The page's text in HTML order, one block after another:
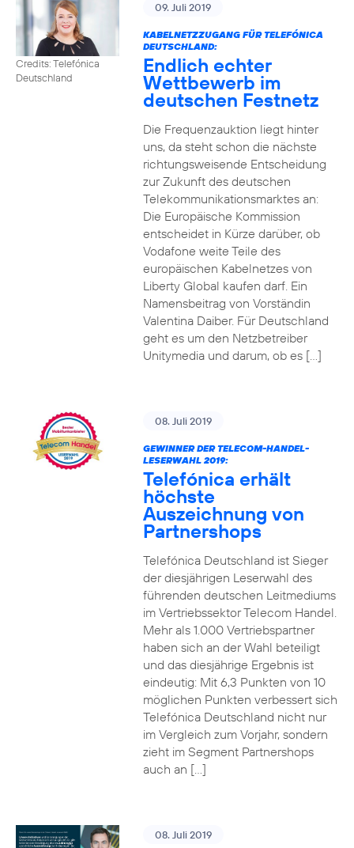
Credits: Telefónica
Deutschland
09. Juli 2019
KABELNETZZUGANG FÜR TELEFÓNICA
DEUTSCHLAND:
Endlich echter
Wettbewerb im
deutschen Festnetz
Die Frequenzauktion liegt hinter
uns, da steht schon die nächste
richtungsweisende Entscheidung
zur Zukunft des deutschen
Telekommunikationsmarktes an:
Die Europäische Kommission
entscheidet in Kürze darüber, ob
Vodafone weite Teile des
europäischen Kabelnetzes von
Liberty Global kaufen darf. Ein
Namensbeitrag von Vorständin
Valentina Daiber. Für Deutschland
geht es um den Netzbetreiber
Unitymedia und darum, ob es […]
08. Juli 2019
GEWINNER DER TELECOM-HANDEL-
LESERWAHL 2019:
Telefónica erhält
höchste
Auszeichnung von
Partnershops
Telefónica Deutschland ist Sieger
der diesjährigen Leserwahl des
führenden deutschen Leitmediums
im Vertriebssektor Telecom Handel.
Mehr als 1.000 Vertriebspartner
haben sich an der Wahl beteiligt
und das diesjährige Ergebnis ist
eindeutig: Mit 6,3 Punkten von 10
möglichen Punkten verbessert sich
Telefónica Deutschland nicht nur
im Vergleich zum Vorjahr, sondern
zieht im Segment Partnershops
auch an […]
08. Juli 2019